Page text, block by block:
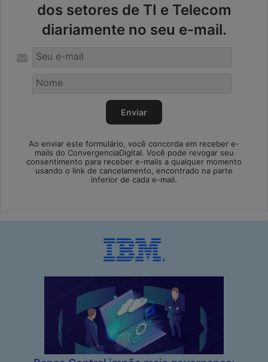
dos setores de TI e Telecom
diariamente no seu e-mail.
Ao enviar este formulário, você concorda em receber e-
mails do ConvergenciaDigital. Você pode revogar seu
consentimento para receber e-mails a qualquer momento
usando o link de cancelamento, encontrado na parte
inferior de cada e-mail.